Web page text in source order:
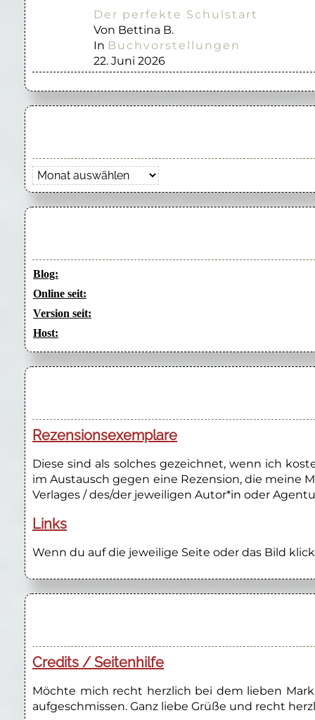
Der perfekte Schulstart
Von Bettina B.
In Buchvorstellungen
22. Juni 2026
Archiv
Blog:
Online seit:
Version seit:
Host:
Rezensionsexemplare
Diese sind als solches gezeichnet, wenn ich
im Austausch gegen eine Rezension, die meine
Verlages / des/der jeweiligen Autor*in oder
Links
Wenn du auf die jeweilige Seite oder das Bild
Credits / Seitenhilfe
Möchte mich recht herzlich bei dem lieben
aufgeschmissen. Ganz liebe Grüße und recht